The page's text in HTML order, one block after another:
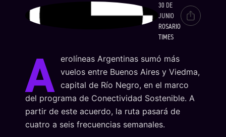
30 DE
JUNIO
ROSARIO
TIMES
A erolíneas Argentinas sumó más
vuelos entre Buenos Aires y Viedma,
capital de Río Negro, en el marco
del programa de Conectividad Sostenible. A
partir de este acuerdo, la ruta pasará de
cuatro a seis frecuencias semanales.